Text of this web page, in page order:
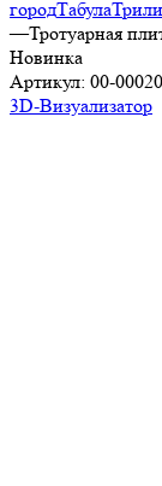
городТабула
—Тротуарная
Новинка
Артикул: 00-
3D-Визуализатор